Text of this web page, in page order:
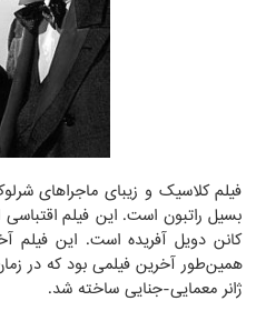
فیلم کلاسیک و زیبای ماجراهای
بسیل راتبون است. این فیلم
کانن دویل آفریده است. این
ژانر معمایی-جنایی ساخته شد.